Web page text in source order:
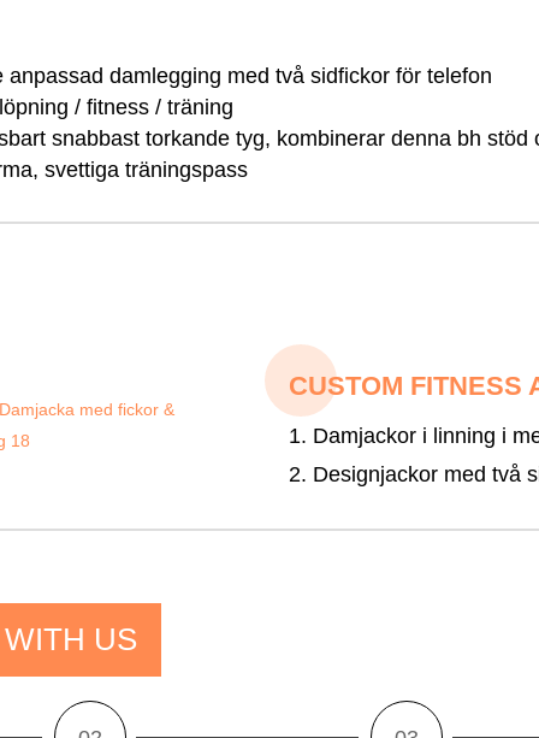
anpassad damlegging med två sidfickor för telefon
/ fitness / träning
snabbast torkande tyg, kombinerar denna bh stöd
svettiga träningspass
CUSTOM FITNESS
1. Damjackor i linning i
2. Designjackor med två
US